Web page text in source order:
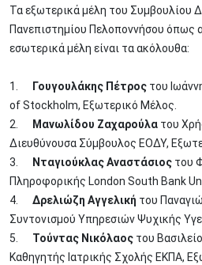
Τα εξωτερικά μέλη του Συμβουλίου
Πανεπιστημίου Πελοποννήσου όπως
εσωτερικά μέλη είναι τα ακόλουθα:
1. Γουγουλάκης Πέτρος του
of Stockholm, Εξωτερικό Μέλος.
2.
Μανωλίδου Ζαχαρούλα του
Διευθύνουσα Σύμβουλος ΕΟΔΥ,
3.
Νταγιούκλας Αναστάσιος του
Πληροφορικής London South Bank
4. Δρελιώζη Αγγελική του
Συντονισμού Υπηρεσιών Ψυχικής
5. Τούντας Νικόλαος του
Καθηγητής Ιατρικής Σχολής ΕΚΠΑ,